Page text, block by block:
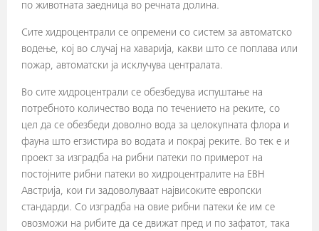
по животната заедница во речната долина.
Сите хидроцентрали се опремени со систем за автоматско
водење, кој во случај на хаварија, какви што се поплава или
пожар, автоматски ја исклучува централата.
Во сите хидроцентрали се обезбедува испуштање на
потребното количество вода по течението на реките, со
цел да се обезбеди доволно вода за целокупната флора и
фауна што егзистира во водата и покрај реките. Во тек е и
проект за изградба на рибни патеки по примерот на
постојните рибни патеки во хидроцентралите на ЕВН
Австрија, кои ги задоволуваат највисоките европски
стандарди. Со изградба на овие рибни патеки ќе им се
овозможи на рибите да се движат пред и по зафатот, така